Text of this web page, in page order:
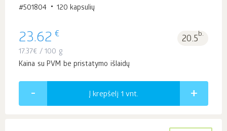
#501804 120 kapsulių
23.62 € 20.5b.
17.37€ / 100 g
Kaina su PVM be pristatymo išlaidų
Į krepšelį 1 vnt.